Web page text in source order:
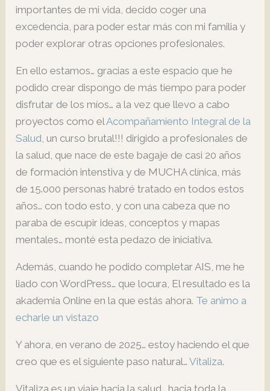
importantes de mi vida, decido coger una
excedencia, para poder estar más con mi familia y
poder explorar otras opciones profesionales.
En ello estamos… gracias a este espacio que he
podido crear dispongo de más tiempo para poder
disfrutar de los míos… a la vez que llevo a cabo
proyectos como elAcompañamiento Integral de la
Salud, un curso brutal!!! dirigido a profesionales de
la salud, que nace de este bagaje de casi 20 años
de formación intenstiva y de MUCHA clínica, más
de 15.000 personas habré tratado en todos estos
años… con todo esto, y con una cabeza que no
paraba de escupir ideas, conceptos y mapas
mentales… monté esta pedazo de iniciativa.
Además, cuando he podido completar AIS, me he
liado con WordPress… que locura, El resultado es la
akademia Online en la que estás ahora. Te animo a
echarle un vistazo
Y ahora, en verano de 2025… estoy haciendo el que
creo que es el siguiente paso natural…Vitaliza.